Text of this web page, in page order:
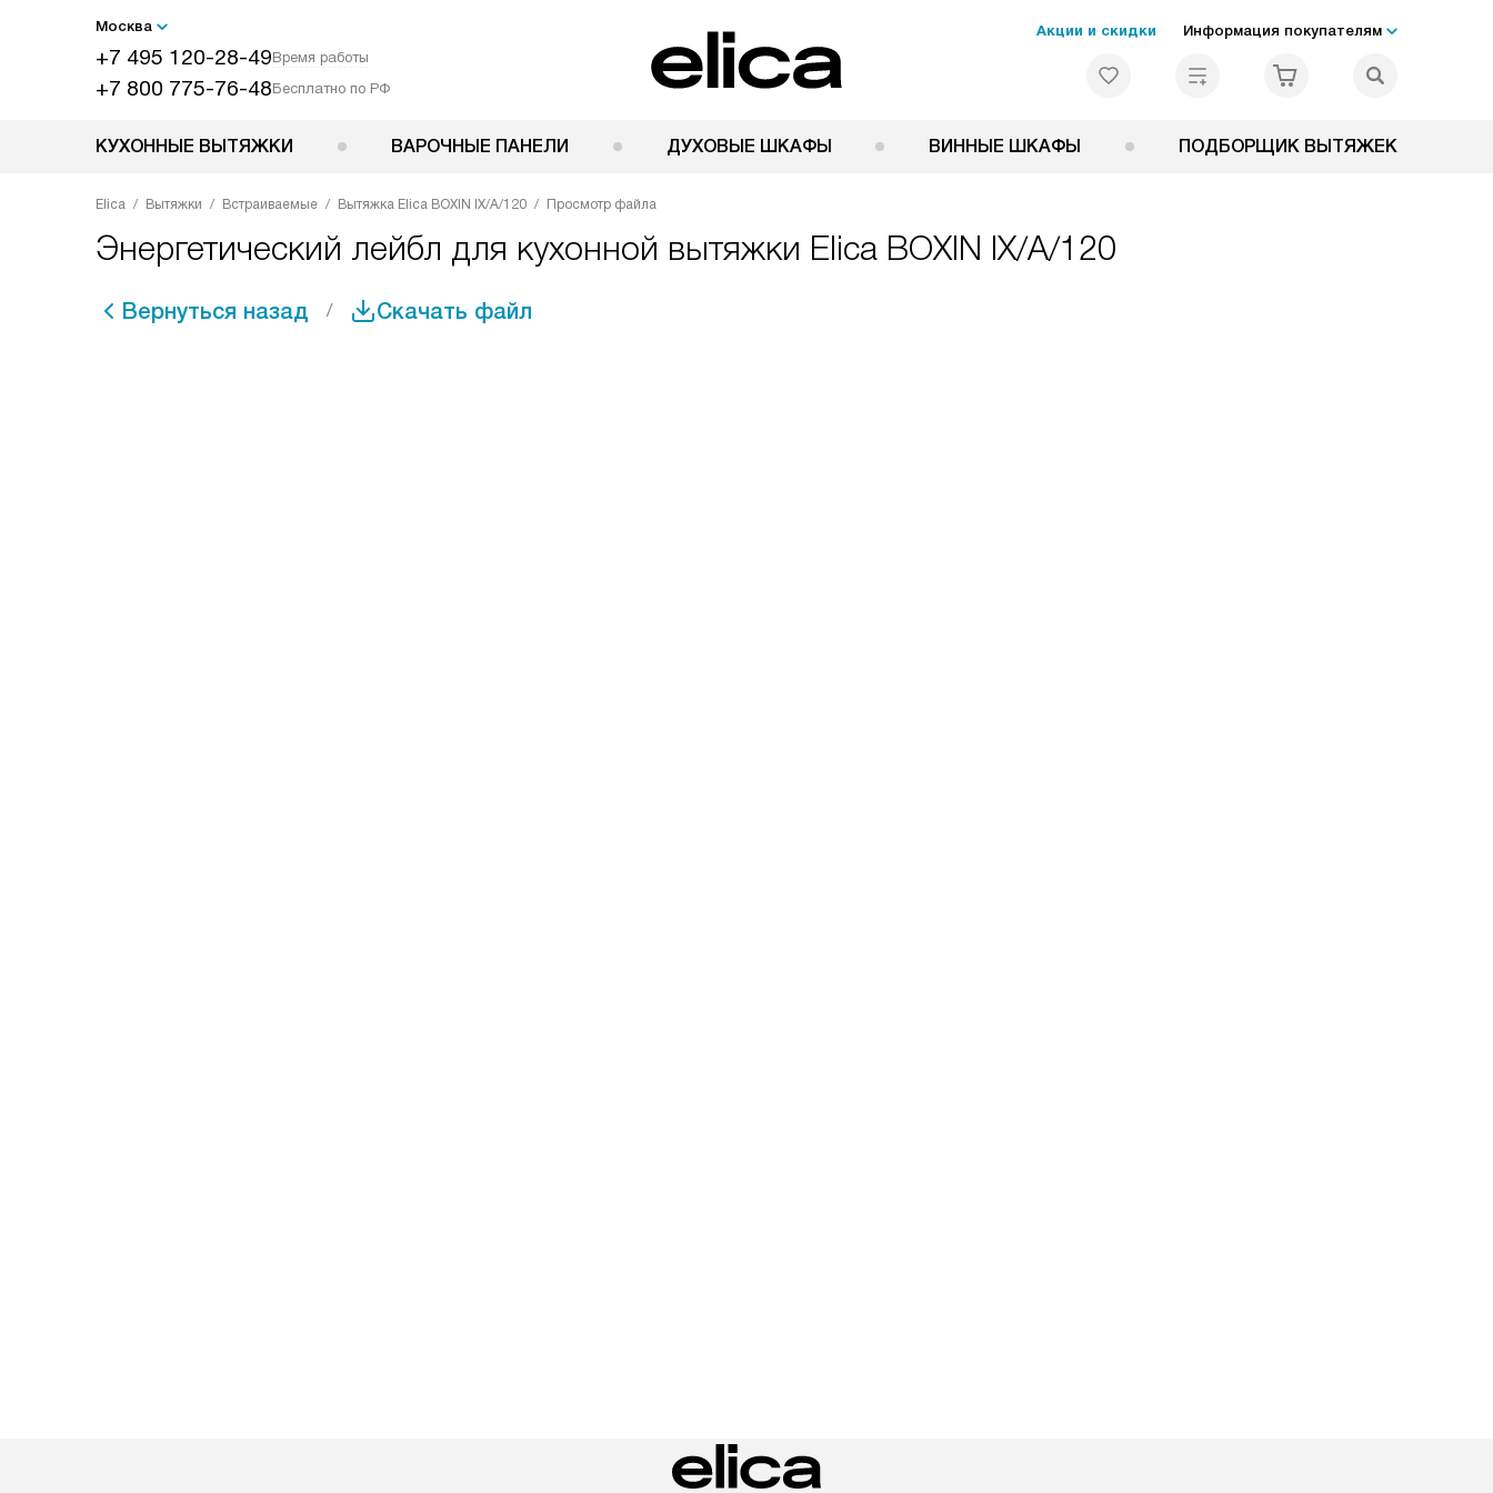
Москва
+7 495 120-28-49Время работы
+7 800 775-76-48Бесплатно по РФ
Акции и скидки Информация покупателям
КУХОННЫЕ ВЫТЯЖКИ ВАРОЧНЫЕ ПАНЕЛИ ДУХОВЫЕ ШКАФЫ ВИННЫЕ ШКАФЫ ПОДБОРЩИК ВЫТЯЖЕК
Elica Вытяжки Встраиваемые Вытяжка Elica BOXIN IX/A/120 Просмотр файла
Энергетический лейбл для кухонной вытяжки Elica BOXIN IX/A/120
Вернуться назад Скачать файл